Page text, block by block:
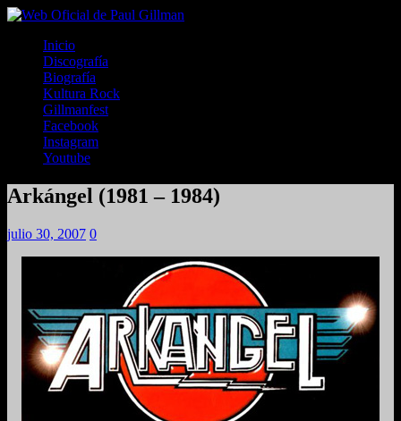
Inicio
Discografía
Biografía
Kultura Rock
Gillmanfest
Facebook
Instagram
Youtube
Arkángel (1981 – 1984)
julio 30, 2007 0